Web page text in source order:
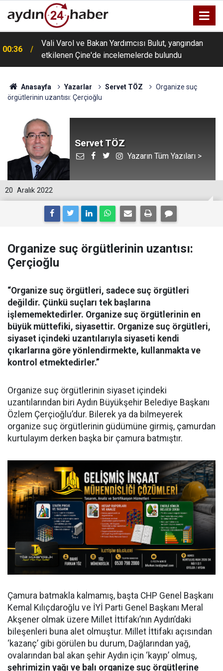
00:36
Vali Varol ve Bakan Yardımcısı Bulut, yangından
etkilenen Çine'de incelemelerde bulundu
Anasayfa Yazarlar Servet TÖZ
Organize suç
örgütlerinin uzantısı: Çerçioğlu
Servet TÖZ
Yazarın Tüm Yazıları >
20 Aralık 2022
Organize suç örgütlerinin uzantısı:
Çerçioğlu
“Organize suç örgütleri, sadece suç örgütleri
değildir. Çünkü suçları tek başlarına
işlememektedirler. Organize suç örgütlerinin en
büyük müttefiki, siyasettir. Organize suç örgütleri,
siyaset içindeki uzantılarıyla siyaseti kendi
çıkarlarına göre yönlendirmekte, kullanmakta ve
kontrol etmektedirler.”
Organize suç örgütlerinin siyaset içindeki
uzantılarından biri Aydın Büyükşehir Belediye Başkanı
Özlem Çerçioğlu’dur. Bilerek ya da bilmeyerek
organize suç örgütlerinin güdümüne girmiş, çamurdan
kurtulayım derken başka bir çamura batmıştır.
Çamura batmakla kalmamış, başta CHP Genel Başkanı
Kemal Kılıçdaroğlu ve İYİ Parti Genel Başkanı Meral
Akşener olmak üzere Millet İttifakı’nın Aydın’daki
bileşenleri buna alet olmuştur. Millet İttifakı açısından
‘kazanç’ gibi görülen bu durum, Dağlarından yağ,
ovalarından bal akan şehir Aydın için ‘kayıp’ olmuş,
şehrimizin yağı ve balı organize suç örgütlerine